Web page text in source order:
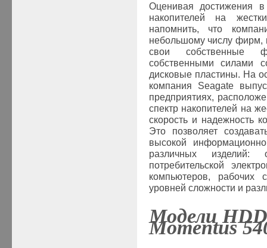
Оценивая достижения
накопителей на
напомнить, что
небольшому числу фирм,
свои собственные
собственными силами
дисковые пластины. На
компания Seagate
предприятиях,
спектр накопителей на
скорость и надежность
Это позволяет
высокой
различных изделий:
потребительской
компьютеров, рабочих
уровней сложности и
Модели
Momentus